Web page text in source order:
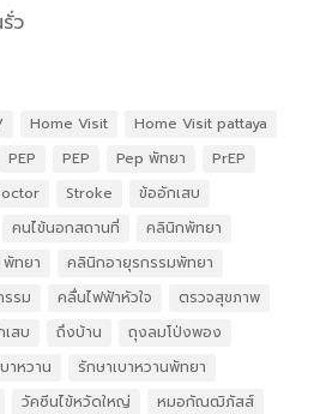
ว
Home Visit
Home Visit pattaya
PEP PEP Pep พัทยา
PrEP
Stroke
ข้ออักเสบ
คนไข้นอกสถานที่
คลินิกพัทยา
ทยา
คลินิกอายุรกรรมพัทยา
รรม
คลื่นไฟฟ้าหัวใจ
ตรวจสุขภาพ
สบ ถึงบ้าน
ถุงลมโป่งพอง
าหวาน
รักษาเบาหวานพัทยา
วัคซีนไข้หวัดใหญ่
หมอกัณฒิภัสส์